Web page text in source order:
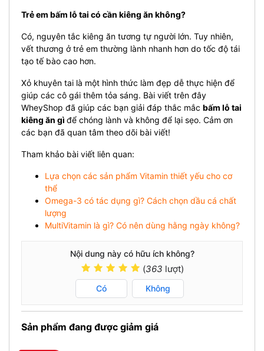
Trẻ em bấm lỗ tai có cần kiêng ăn không?
Có, nguyên tắc kiêng ăn tương tự người lớn. Tuy nhiên,
vết thương ở trẻ em thường lành nhanh hơn do tốc độ tái
tạo tế bào cao hơn.
Xỏ khuyên tai là một hình thức làm đẹp dễ thực hiện để
giúp các cô gái thêm tỏa sáng. Bài viết trên đây
WheyShop đã giúp các bạn giải đáp thắc mắc bấm lỗ tai
kiêng ăn gì để chóng lành và không để lại sẹo. Cảm ơn
các bạn đã quan tâm theo dõi bài viết!
Tham khảo bài viết liên quan:
Lựa chọn các sản phẩm Vitamin thiết yếu cho cơ
thể
Omega-3 có tác dụng gì? Cách chọn dầu cá chất
lượng
MultiVitamin là gì? Có nên dùng hằng ngày không?
Nội dung này có hữu ích không?
(363 lượt)
Có Không
Sản phẩm đang được giảm giá